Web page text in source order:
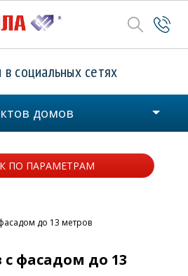
сетях
домов
ПО ПАРАМЕТРАМ
до 13 метров
фасадом до 13